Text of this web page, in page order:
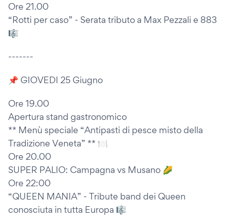
Ore 21.00
“Rotti per caso” - Serata tributo a Max Pezzali e 883
🎼
-------
📌 GIOVEDI 25 Giugno
Ore 19.00
Apertura stand gastronomico
** Menù speciale “Antipasti di pesce misto della
Tradizione Veneta” ** 🍽
Ore 20.00
SUPER PALIO: Campagna vs Musano 🌽
Ore 22:00
“QUEEN MANIA” - Tribute band dei Queen
conosciuta in tutta Europa 🎼